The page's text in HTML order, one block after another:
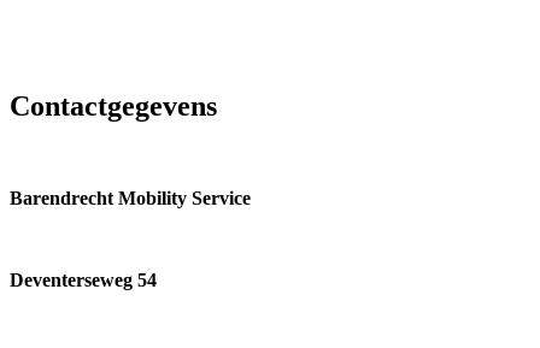
Contactgegevens
Barendrecht Mobility Service
Deventerseweg 54